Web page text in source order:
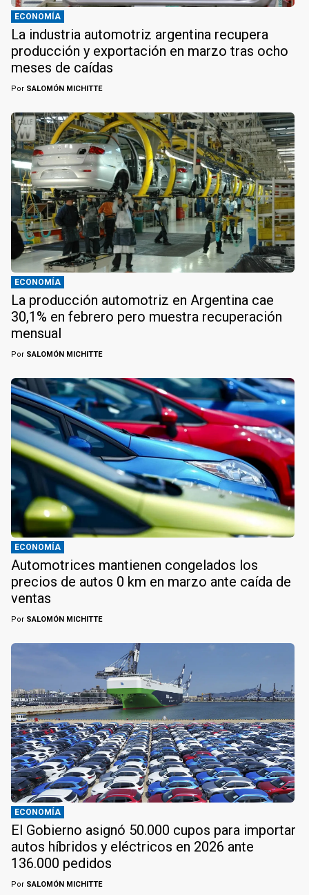
ECONOMÍA
La industria automotriz argentina recupera
producción y exportación en marzo tras ocho
meses de caídas
Por SALOMÓN MICHITTE
ECONOMÍA
La producción automotriz en Argentina cae
30,1% en febrero pero muestra recuperación
mensual
Por SALOMÓN MICHITTE
ECONOMÍA
Automotrices mantienen congelados los
precios de autos 0 km en marzo ante caída de
ventas
Por SALOMÓN MICHITTE
ECONOMÍA
El Gobierno asignó 50.000 cupos para importar
autos híbridos y eléctricos en 2026 ante
136.000 pedidos
Por SALOMÓN MICHITTE